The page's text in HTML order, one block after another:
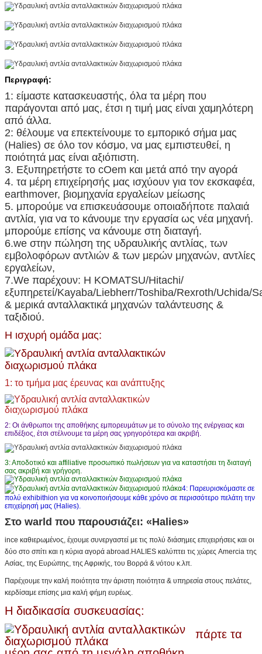
Περιγραφή:
1: είμαστε κατασκευαστής, όλα τα μέρη που
παράγονται από μας, έτσι η τιμή μας είναι χαμηλότερη
από άλλα.
2: θέλουμε να επεκτείνουμε το εμπορικό σήμα μας
(Halies) σε όλο τον κόσμο, να μας εμπιστευθεί, η
ποιότητά μας είναι αξιόπιστη.
3. Εξυπηρετήστε το cOem και μετά από την αγορά
4. τα μέρη επιχείρησής μας ισχύουν για τον εκσκαφέα,
earthmover, βιομηχανία εργαλείων μείωσης
5. μπορούμε να επισκευάσουμε οποιαδήποτε παλαιά
αντλία, για να το κάνουμε την εργασία ως νέα μηχανή.
μπορούμε επίσης να κάνουμε στη διαταγή.
6.we στην πώληση της υδραυλικής αντλίας, των
εμβολοφόρων αντλιών & των μερών μηχανών, αντλίες
εργαλείων,
7.We παρέχουν: Η KOMATSU/Hitachi/
εξυπηρετεί/Kayaba/Liebherr/Toshiba/Rexroth/
& μερικά ανταλλακτικά μηχανών ταλάντευσης &
ταξιδιού.
Η ισχυρή ομάδα μας:
1: το τμήμα μας έρευνας και ανάπτυξης
2: Οι άνθρωποι της αποθήκης εμπορευμάτων με το σύνολο της ενέργειας και
επιδέξιος, έτσι στέλνουμε τα μέρη σας γρηγορότερα και ακριβή.
3: Αποδοτικό και affiliative προσωπικό πωλήσεων για να καταστήσει τη διαταγή
σας ακριβή και γρήγορη.
4: Παρευρισκόμαστε σε
πολύ exhibithion για να κοινοποιήσουμε κάθε χρόνο σε περισσότερο πελάτη την
επιχείρησή μας (Halies).
Στο warld που παρουσιάζει: «Halies»
ince καθιερωμένος, έχουμε συνεργαστεί με τις πολύ διάσημες επιχειρήσεις και οι
δύο στο σπίτι και η κύρια αγορά abroad.HALIES καλύπτει τις χώρες Amercia της
Ασίας, της Ευρώπης, της Αφρικής, του Βορρά & νότου κ.λπ.
Παρέχουμε την καλή ποιότητα την άριστη ποιότητα & υπηρεσία στους πελάτες,
κερδίσαμε επίσης μια καλή φήμη ευρέως.
Η διαδικασία συσκευασίας:
πάρτε τα